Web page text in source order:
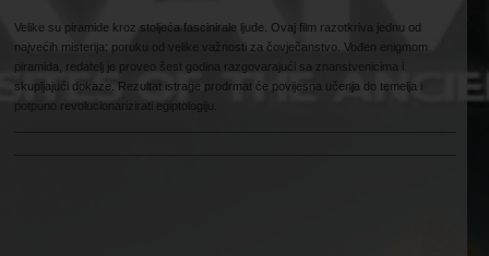
Velike su piramide kroz stoljeća fascinirale ljude. Ovaj film razotkriva jednu od
najvećih misterija: poruku od velike važnosti za čovječanstvo. Vođen enigmom
piramida, redatelj je proveo šest godina razgovarajući sa znanstvenicima i
skupljajući dokaze. Rezultat istrage prodrmat će povijesna učenja do temelja i
potpuno revolucionarizirati egiptologiju.